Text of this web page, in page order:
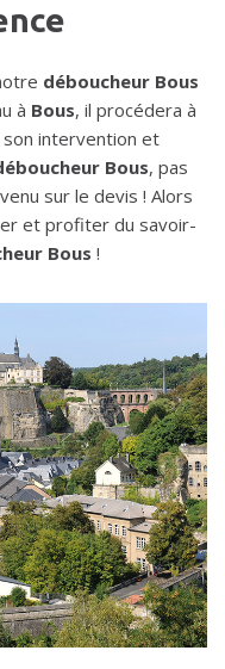
déboucheur Bous
à Bous, il procédera à
intervention et
Bous, pas
sur le devis ! Alors
et profiter du savoir-
Bous !